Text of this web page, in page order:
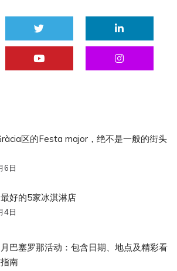
区的Festa major，绝不是一般的街头
6日
好的5家冰淇淋店
4日
巴塞罗那活动：包含日期、地点及精彩看
南